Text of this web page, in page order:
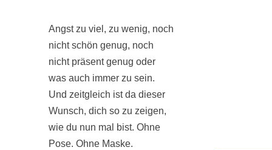
Angst zu viel, zu wenig, noch
nicht schön genug, noch
nicht präsent genug oder
was auch immer zu sein.
Und zeitgleich ist da dieser
Wunsch, dich so zu zeigen,
wie du nun mal bist. Ohne
Pose. Ohne Maske.